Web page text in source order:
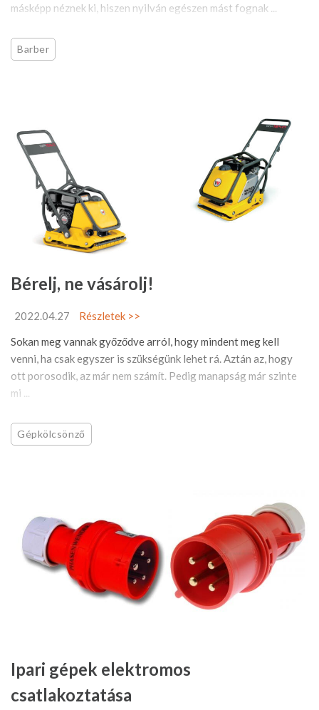
másképp néznek ki, hiszen nyilván egészen mást fognak ...
Barber
Bérelj, ne vásárolj!
2022.04.27
Részletek >>
Sokan meg vannak győződve arról, hogy mindent meg kell
venni, ha csak egyszer is szükségünk lehet rá. Aztán az, hogy
ott porosodik, az már nem számít. Pedig manapság már szinte
mi ...
Gépkölcsönző
Ipari gépek elektromos
csatlakoztatása